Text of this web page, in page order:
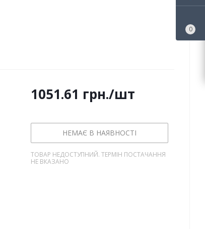
1051.61 грн./шт
НЕМАЄ В НАЯВНОСТІ
ТОВАР НЕДОСТУПНИЙ. ТЕРМІН ПОСТАЧАННЯ
НЕ ВКАЗАНО
0